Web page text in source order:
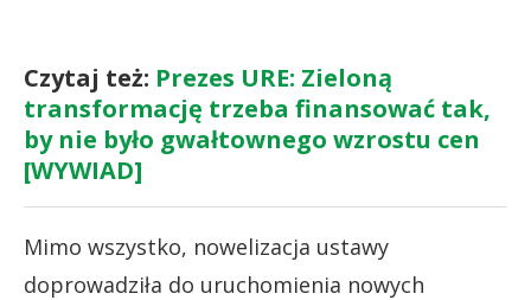
Czytaj też: Prezes URE: Zieloną
transformację trzeba finansować tak,
by nie było gwałtownego wzrostu cen
[WYWIAD]
Mimo wszystko, nowelizacja ustawy
doprowadziła do uruchomienia nowych